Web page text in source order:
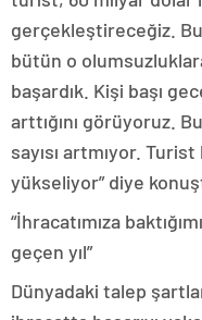
gerçekleştireceğiz.
bütün o
başardık. Kişi başı
arttığını görüyoruz.
sayısı artmıyor.
yükseliyor” diye
“İhracatımıza
geçen yıl”
Dünyadaki talep